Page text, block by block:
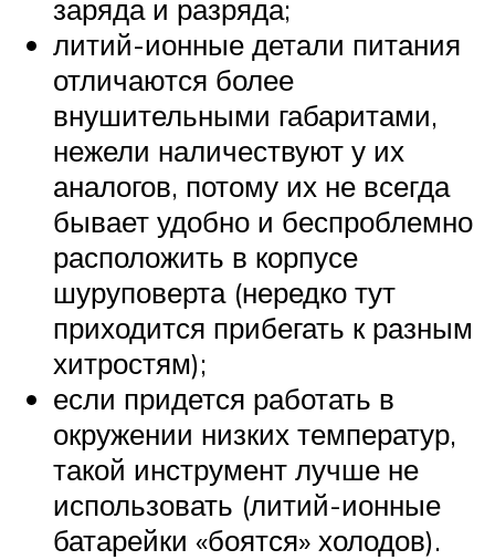
заряда и разряда;
литий-ионные детали питания
отличаются более
внушительными габаритами,
нежели наличествуют у их
аналогов, потому их не всегда
бывает удобно и беспроблемно
расположить в корпусе
шуруповерта (нередко тут
приходится прибегать к разным
хитростям);
если придется работать в
окружении низких температур,
такой инструмент лучше не
использовать (литий-ионные
батарейки «боятся» холодов).